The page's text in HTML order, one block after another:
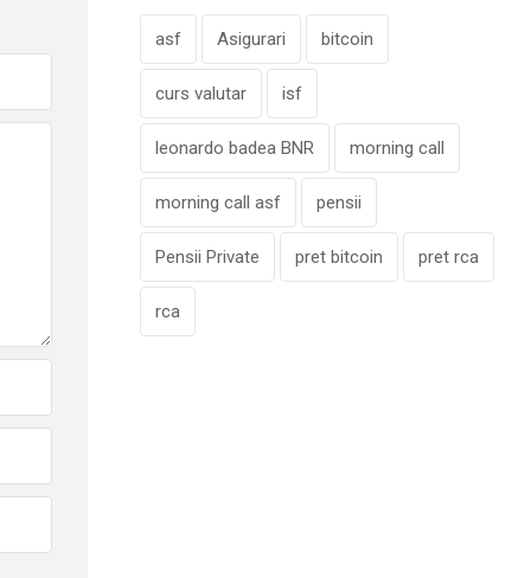
asf Asigurari bitcoin
curs valutar isf
leonardo badea BNR morning call
morning call asf pensii
Pensii Private pret bitcoin pret rca
rca